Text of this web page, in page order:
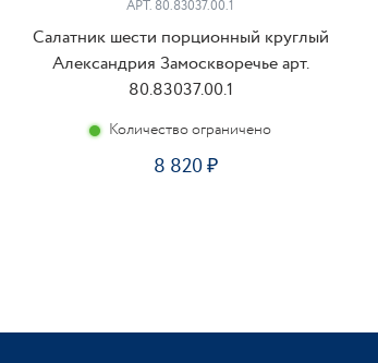
АРТ. 80.83037.00.1
Салатник шести порционный круглый
Александрия Замоскворечье арт.
80.83037.00.1
Количество ограничено
8 820